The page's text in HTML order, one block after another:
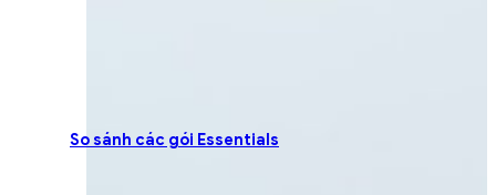
So sánh các gói Essentials